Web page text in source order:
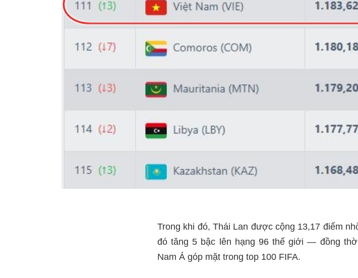
Trong khi đó, Thái Lan được cộng 13,17 điểm
đó tăng 5 bậc lên hạng 96 thế giới — đồng
Nam Á góp mặt trong top 100 FIFA.